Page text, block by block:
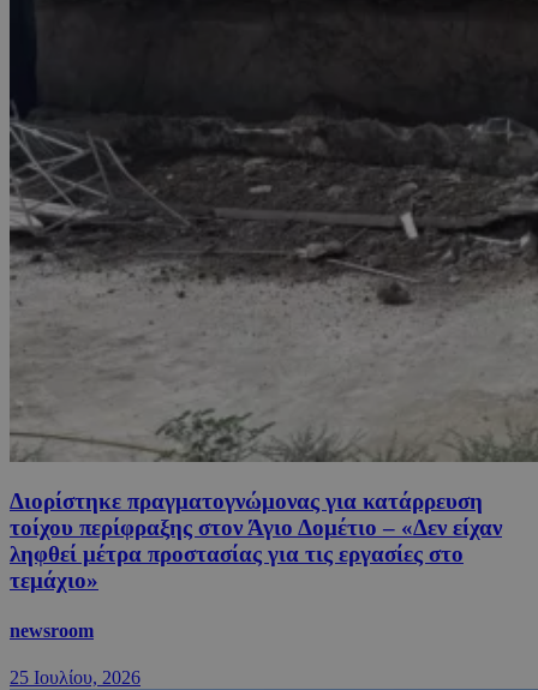
Διορίστηκε πραγματογνώμονας για κατάρρευση
τοίχου περίφραξης στον Άγιο Δομέτιο – «Δεν είχαν
ληφθεί μέτρα προστασίας για τις εργασίες στο
τεμάχιο»
newsroom
25 Ιουλίου, 2026